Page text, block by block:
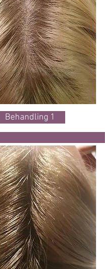
Behandling 1